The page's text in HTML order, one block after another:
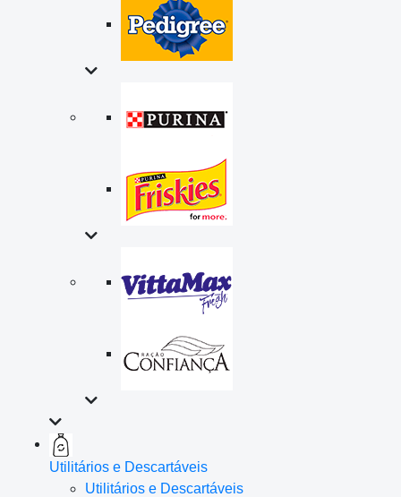
Utilitários e Descartáveis
Utilitários e Descartáveis